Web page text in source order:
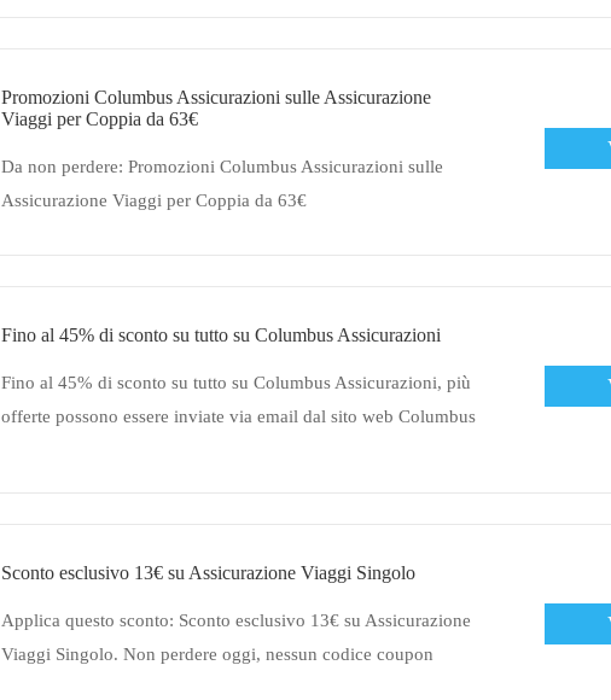
Promozioni Columbus Assicurazioni sulle Assicurazione
Viaggi per Coppia da 63€
Da non perdere: Promozioni Columbus Assicurazioni sulle
Assicurazione Viaggi per Coppia da 63€
Fino al 45% di sconto su tutto su Columbus Assicurazioni
Fino al 45% di sconto su tutto su Columbus Assicurazioni, più
offerte possono essere inviate via email dal sito web Columbus
Sconto esclusivo 13€ su Assicurazione Viaggi Singolo
Applica questo sconto: Sconto esclusivo 13€ su Assicurazione
Viaggi Singolo. Non perdere oggi, nessun codice coupon